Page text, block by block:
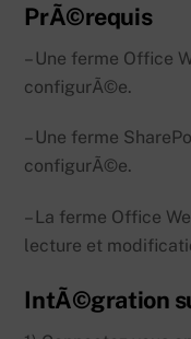
PrÃ©requis
– Une ferme Office
configurÃ©e.
– Une ferme
configurÃ©e.
– La ferme Office
lecture et
IntÃ©gration